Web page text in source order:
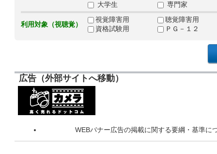
大学生
専門家
利用対象（視聴覚）
視覚障害用
聴覚障害用
資格試験用
ＰＧ－１２
広告（外部サイトへ移動）
WEBバナー広告の掲載に関する要綱・基準に